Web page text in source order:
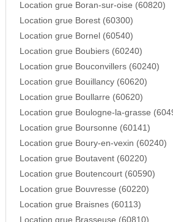
Location grue Boran-sur-oise (60820)
Location grue Borest (60300)
Location grue Bornel (60540)
Location grue Boubiers (60240)
Location grue Bouconvillers (60240)
Location grue Bouillancy (60620)
Location grue Boullarre (60620)
Location grue Boulogne-la-grasse
Location grue Boursonne (60141)
Location grue Boury-en-vexin (60240)
Location grue Boutavent (60220)
Location grue Boutencourt (60590)
Location grue Bouvresse (60220)
Location grue Braisnes (60113)
Location grue Brasseuse (60810)